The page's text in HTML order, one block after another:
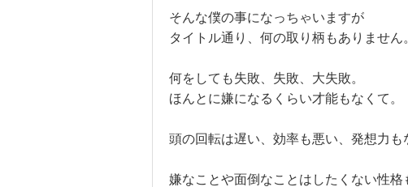
そんな僕の事になっちゃいますが
タイトル通り、何の取り柄もありません
何をしても失敗、失敗、大失敗。
ほんとに嫌になるくらい才能もなくて。
頭の回転は遅い、効率も悪い、発想力
嫌なことや面倒なことはしたくない性格